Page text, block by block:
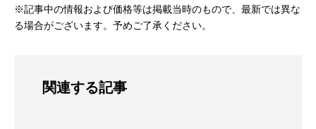
※記事中の情報および価格等は掲載当時のもので、最新では異な
る場合がございます。予めご了承ください。
関連する記事